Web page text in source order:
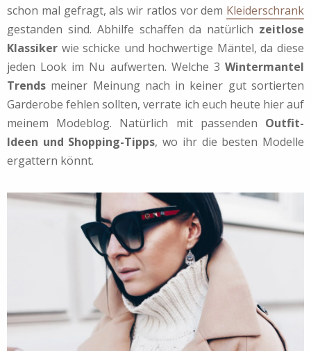
schon mal gefragt, als wir ratlos vor dem Kleiderschrank
gestanden sind. Abhilfe schaffen da natürlich zeitlose
Klassiker wie schicke und hochwertige Mäntel, da diese
jeden Look im Nu aufwerten. Welche 3 Wintermantel
Trends meiner Meinung nach in keiner gut sortierten
Garderobe fehlen sollten, verrate ich euch heute hier auf
meinem Modeblog. Natürlich mit passenden Outfit-
Ideen und Shopping-Tipps, wo ihr die besten Modelle
ergattern könnt.